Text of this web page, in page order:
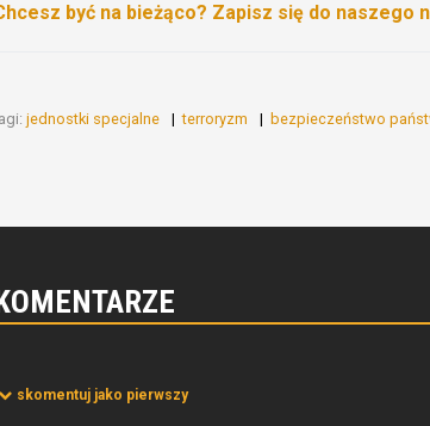
być na bieżąco? Zapisz się do naszego
jednostki specjalne terroryzm bezpieczeństwo
skomentuj jako pierwszy